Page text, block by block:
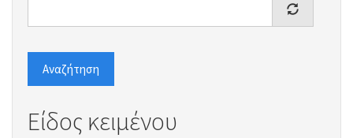
Αναζήτηση
Είδος κειμένου